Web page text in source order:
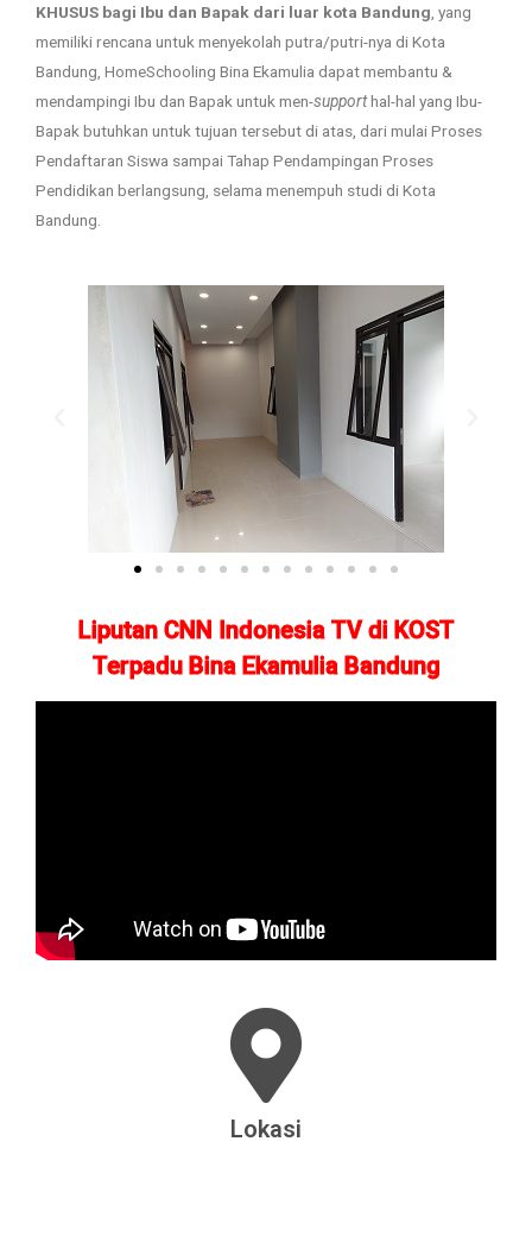
KHUSUS bagi Ibu dan Bapak dari luar kota Bandung , yang
memiliki rencana untuk menyekolah putra/putri-nya di Kota
Bandung, HomeSchooling Bina Ekamulia dapat membantu &
mendampingi Ibu dan Bapak untuk men-supporthal-hal yang Ibu-
Bapak butuhkan untuk tujuan tersebut di atas, dari mulai Proses
Pendaftaran Siswa sampai Tahap Pendampingan Proses
Pendidikan berlangsung, selama menempuh studi di Kota
Bandung.
Liputan CNN Indonesia TV di KOST
Terpadu Bina Ekamulia Bandung
Lokasi